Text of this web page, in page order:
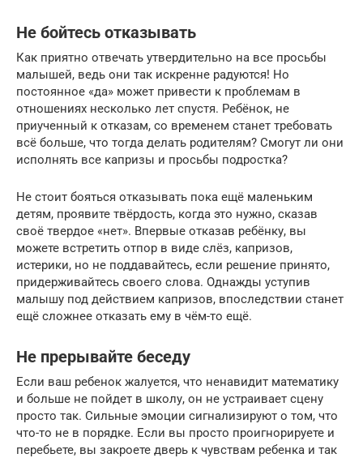
Не бойтесь отказывать
Как приятно отвечать утвердительно на все просьбы
малышей, ведь они так искренне радуются! Но
постоянное «да» может привести к проблемам в
отношениях несколько лет спустя. Ребёнок, не
приученный к отказам, со временем станет требовать
всё больше, что тогда делать родителям? Смогут ли они
исполнять все капризы и просьбы подростка?
Не стоит бояться отказывать пока ещё маленьким
детям, проявите твёрдость, когда это нужно, сказав
своё твердое «нет». Впервые отказав ребёнку, вы
можете встретить отпор в виде слёз, капризов,
истерики, но не поддавайтесь, если решение принято,
придерживайтесь своего слова. Однажды уступив
малышу под действием капризов, впоследствии станет
ещё сложнее отказать ему в чём-то ещё.
Не прерывайте беседу
Если ваш ребенок жалуется, что ненавидит математику
и больше не пойдет в школу, он не устраивает сцену
просто так. Сильные эмоции сигнализируют о том, что
что-то не в порядке. Если вы просто проигнорируете и
перебьете, вы закроете дверь к чувствам ребенка и так